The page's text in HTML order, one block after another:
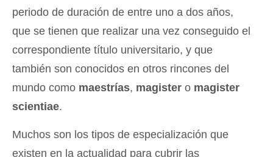
periodo de duración de entre uno a dos años,
que se tienen que realizar una vez conseguido el
correspondiente título universitario, y que
también son conocidos en otros rincones del
mundo como maestrías, magister o magister
scientiae.
Muchos son los tipos de especialización que
existen en la actualidad para cubrir las